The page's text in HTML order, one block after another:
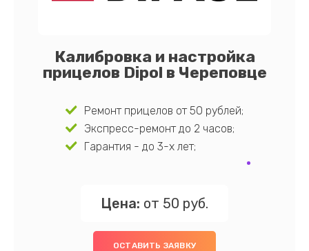
Калибровка и настройка
прицелов Dipol в Череповце
Ремонт прицелов от 50 рублей;
Экспресс-ремонт до 2 часов;
Гарантия - до 3-х лет;
Цена: от 50 руб.
ОСТАВИТЬ ЗАЯВКУ